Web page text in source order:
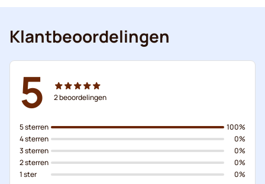
Klantbeoordelingen
5 2beoordelingen
5 sterren
4 sterren
3 sterren
2 sterren
1 ster
100%
0%
0%
0%
0%